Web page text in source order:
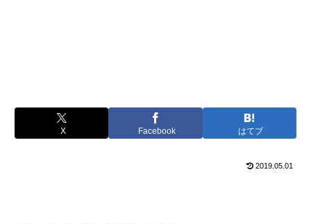
X Facebook はてブ
2019.05.01